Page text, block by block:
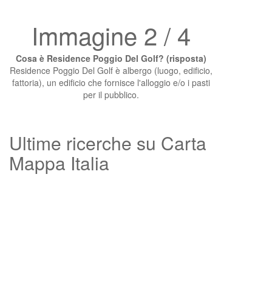
Immagine 2 / 4
Cosa è Residence Poggio Del Golf? (risposta)
Residence Poggio Del Golf è albergo (luogo, edificio,
fattoria), un edificio che fornisce l'alloggio e/o i pasti
per il pubblico.
Ultime ricerche su Carta
Mappa Italia